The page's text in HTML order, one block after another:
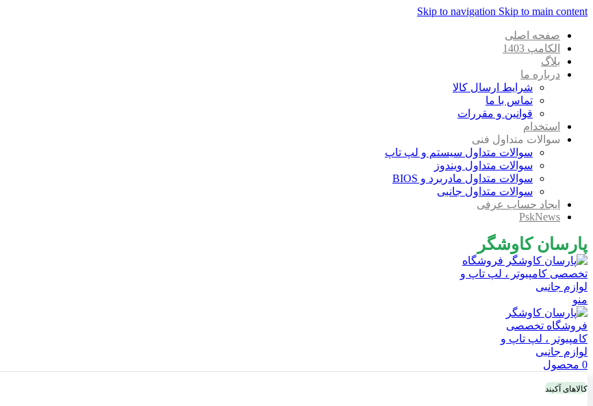
Skip to navigation Skip to main content
صفحه اصلی
الکامپ 1403
بلاگ
درباره ما
شرایط ارسال کالا
تماس با ما
قوانین و مقررات
استخدام
سوالات متداول فنی
سوالات متداول سیستم و لپ تاپ
سوالات متداول ویندوز
سوالات متداول مادربرد و BIOS
سوالات متداول جانبی
ایجاد حساب عرفی
PskNews
پارسان کاوشگر
منو
0 محصول
کالاهای آکبند